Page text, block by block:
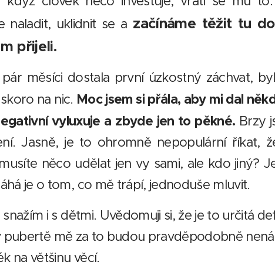
naladit, uklidnit se a začínáme těžit tu
přijeli.
měsíci dostala první úzkostný záchvat,
na nic. Moc jsem si přála, aby mi dal
vyluxuje a zbyde jen to pěkné. Brzy
Jasně, je to ohromně nepopulární říkat,
něco udělat jen vy sami, ale kdo jiný?
je o tom, co mě trápí, jednoduše mluvit.
i s dětmi. Uvědomuji si, že je to určitá
pubertě mě za to budou pravděpodobně
na většinu věcí.